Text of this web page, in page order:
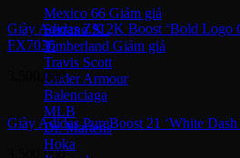
Mexico 66
Serrano SL
Timberland
Travis Scott
Under Armour
Balenciaga
MLB
Dr. Martens
Hoka
Giày Adidas ZX 2K Boost ‘Bold Logo
FX7036
3,500,000
Giày Adidas PureBoost 21 ‘White
3,500,000